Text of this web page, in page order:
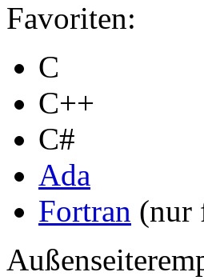
Favoriten:
C
C++
C#
Ada
Fortran (nur